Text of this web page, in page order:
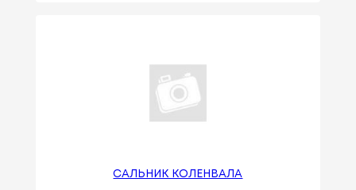
САЛЬНИК КОЛЕНВАЛА